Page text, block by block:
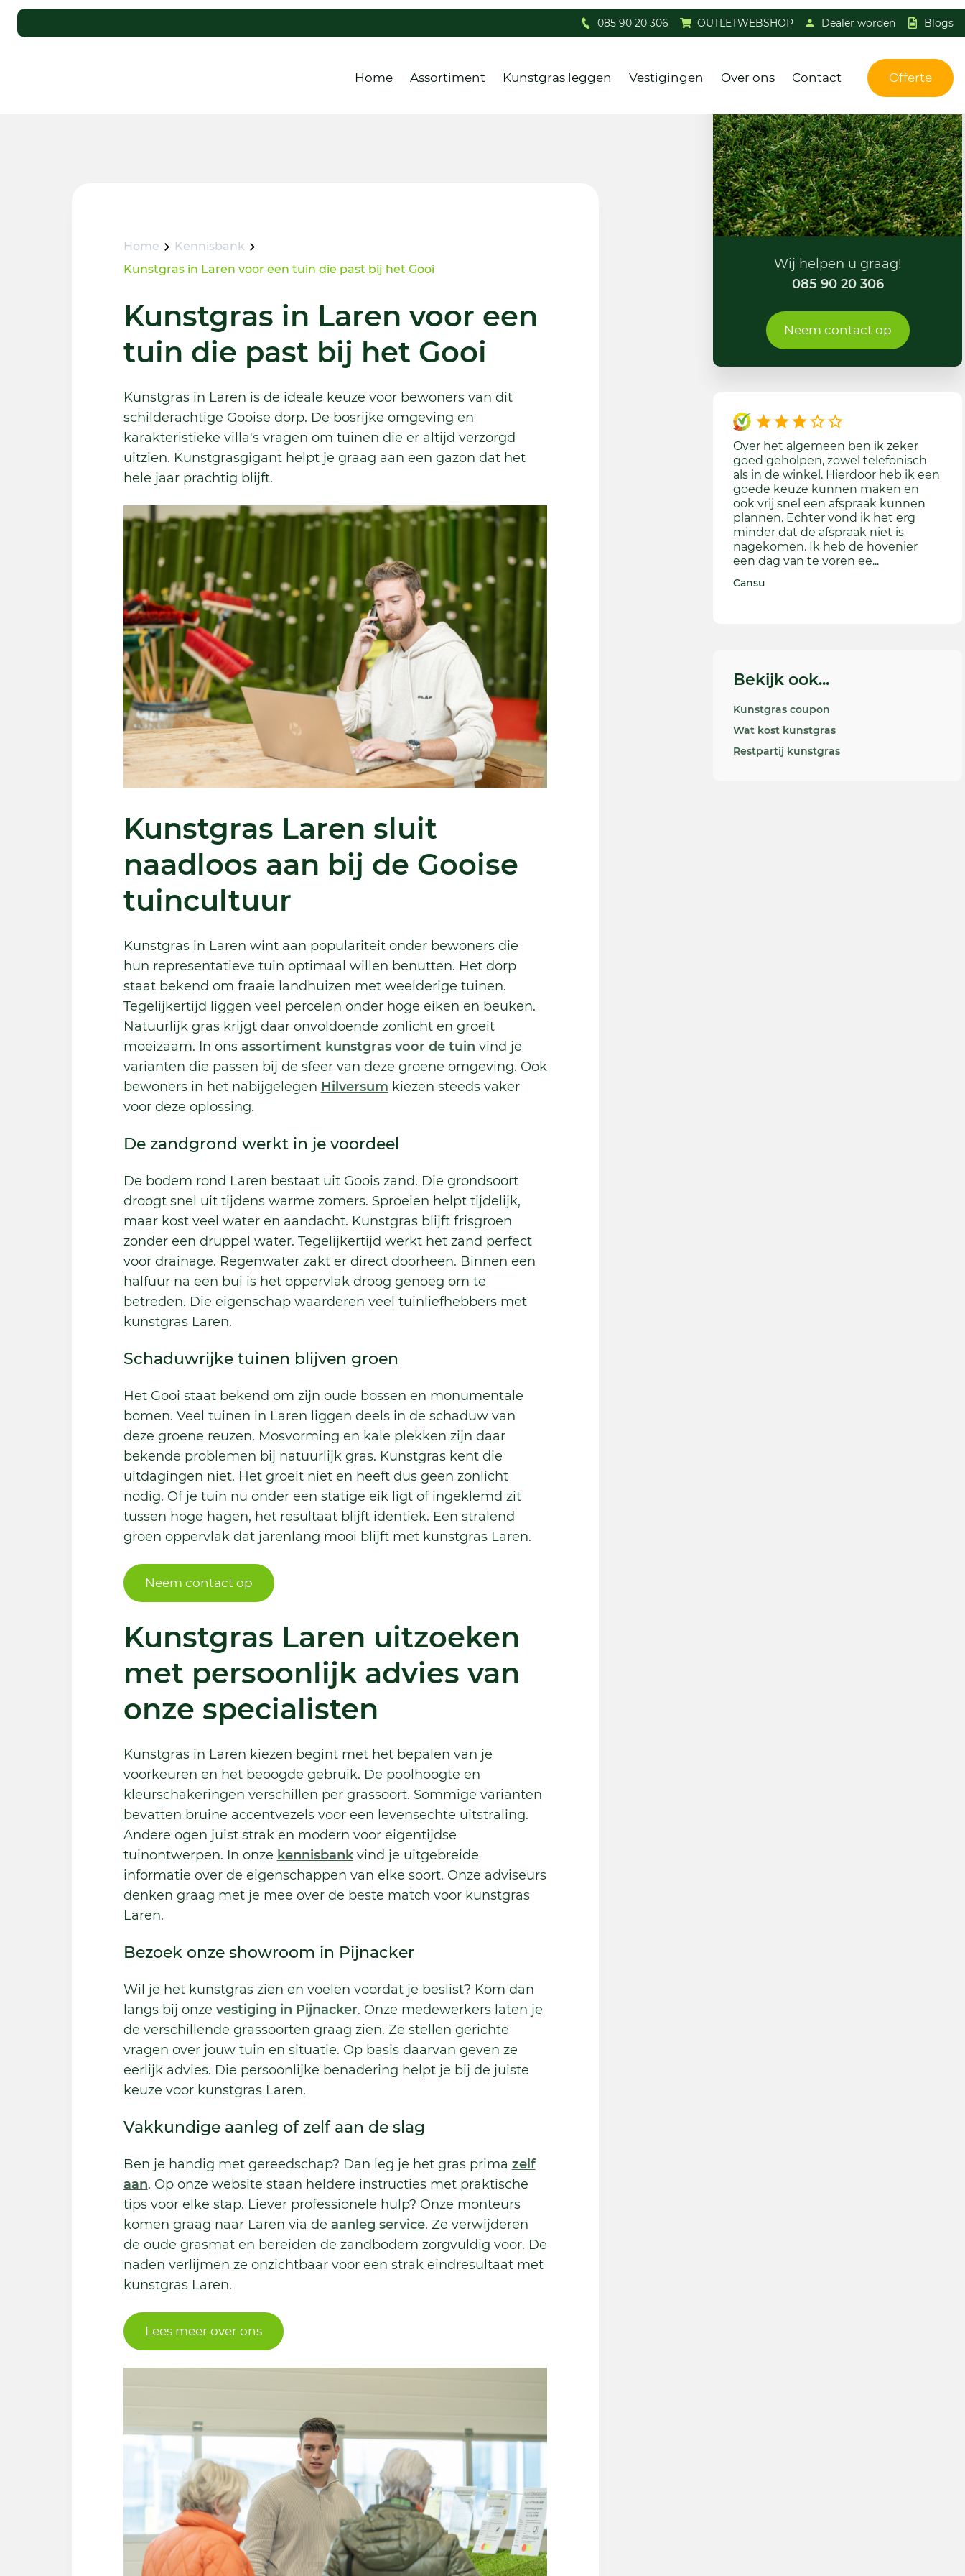
085 90 20 306 OUTLETWEBSHOP Dealer worden Blogs
Home Assortiment Kunstgras leggen Vestigingen Over ons Contact Offerte
Home
Kennisbank
Kunstgras in Laren voor een tuin die past bij het Gooi
Kunstgras in Laren voor een
tuin die past bij het Gooi
Kunstgras in Laren is de ideale keuze voor bewoners van dit
schilderachtige Gooise dorp. De bosrijke omgeving en
karakteristieke villa's vragen om tuinen die er altijd verzorgd
uitzien. Kunstgrasgigant helpt je graag aan een gazon dat het
hele jaar prachtig blijft.
Kunstgras Laren sluit
naadloos aan bij de Gooise
tuincultuur
Kunstgras in Laren wint aan populariteit onder bewoners die
hun representatieve tuin optimaal willen benutten. Het dorp
staat bekend om fraaie landhuizen met weelderige tuinen.
Tegelijkertijd liggen veel percelen onder hoge eiken en beuken.
Natuurlijk gras krijgt daar onvoldoende zonlicht en groeit
moeizaam. In ons assortiment kunstgras voor de tuin vind je
varianten die passen bij de sfeer van deze groene omgeving. Ook
bewoners in het nabijgelegen Hilversum kiezen steeds vaker
voor deze oplossing.
De zandgrond werkt in je voordeel
De bodem rond Laren bestaat uit Goois zand. Die grondsoort
droogt snel uit tijdens warme zomers. Sproeien helpt tijdelijk,
maar kost veel water en aandacht. Kunstgras blijft frisgroen
zonder een druppel water. Tegelijkertijd werkt het zand perfect
voor drainage. Regenwater zakt er direct doorheen. Binnen een
halfuur na een bui is het oppervlak droog genoeg om te
betreden. Die eigenschap waarderen veel tuinliefhebbers met
kunstgras Laren.
Schaduwrijke tuinen blijven groen
Het Gooi staat bekend om zijn oude bossen en monumentale
bomen. Veel tuinen in Laren liggen deels in de schaduw van
deze groene reuzen. Mosvorming en kale plekken zijn daar
bekende problemen bij natuurlijk gras. Kunstgras kent die
uitdagingen niet. Het groeit niet en heeft dus geen zonlicht
nodig. Of je tuin nu onder een statige eik ligt of ingeklemd zit
tussen hoge hagen, het resultaat blijft identiek. Een stralend
groen oppervlak dat jarenlang mooi blijft met kunstgras Laren.
Neem contact op
Kunstgras Laren uitzoeken
met persoonlijk advies van
onze specialisten
Kunstgras in Laren kiezen begint met het bepalen van je
voorkeuren en het beoogde gebruik. De poolhoogte en
kleurschakeringen verschillen per grassoort. Sommige varianten
bevatten bruine accentvezels voor een levensechte uitstraling.
Andere ogen juist strak en modern voor eigentijdse
tuinontwerpen. In onze kennisbankvind je uitgebreide
informatie over de eigenschappen van elke soort. Onze adviseurs
denken graag met je mee over de beste match voor kunstgras
Laren.
Bezoek onze showroom in Pijnacker
Wil je het kunstgras zien en voelen voordat je beslist? Kom dan
langs bij onze vestiging in Pijnacker. Onze medewerkers laten je
de verschillende grassoorten graag zien. Ze stellen gerichte
vragen over jouw tuin en situatie. Op basis daarvan geven ze
eerlijk advies. Die persoonlijke benadering helpt je bij de juiste
keuze voor kunstgras Laren.
Vakkundige aanleg of zelf aan de slag
Ben je handig met gereedschap? Dan leg je het gras prima zelf
aan. Op onze website staan heldere instructies met praktische
tips voor elke stap. Liever professionele hulp? Onze monteurs
komen graag naar Laren via de aanleg service. Ze verwijderen
de oude grasmat en bereiden de zandbodem zorgvuldig voor. De
naden verlijmen ze onzichtbaar voor een strak eindresultaat met
kunstgras Laren.
Lees meer over ons
Wij helpen u graag!
085 90 20 306
Neem contact op
goed geholpen, zowel telefonisch
ook vrij snel een afspraak kunnen
plannen. Echter vond ik het erg
een dag van te voren ee...
De verkoop en de levering was vijf
sterren helaas is het leggen mij
tegen gevallen in de zin dat het
zand niet vlak is en de montagekit
is als niet evenredig verdeeld het is
net of er een tuinslang onder de
grasmat ligt. Aanbeveling Ja mits
een betere montage.
BK
Bekijk ook...
Kunstgras coupon
Wat kost kunstgras
Restpartij kunstgras